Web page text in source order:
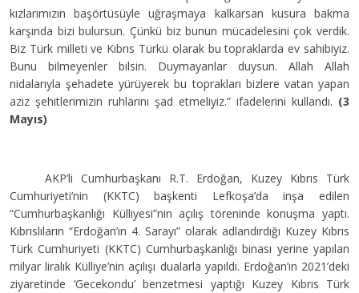
kızlarımızın başörtüsüyle uğraşmaya kalkarsan kusura bakma
karşında bizi bulursun. Çünkü biz bunun mücadelesini çok verdik.
Biz Türk milleti ve Kıbrıs Türkü olarak bu topraklarda ev sahibiyiz.
Bunu bilmeyenler bilsin. Duymayanlar duysun. Allah Allah
nidalarıyla şehadete yürüyerek bu toprakları bizlere vatan yapan
aziz şehitlerimizin ruhlarını şad etmeliyiz.” ifadelerini kullandı. (3
Mayıs)
AKP’li Cumhurbaşkanı R.T. Erdoğan, Kuzey Kıbrıs Türk
Cumhuriyeti’nin (KKTC) başkenti Lefkoşa’da inşa edilen
“Cumhurbaşkanlığı Külliyesi”nin açılış töreninde konuşma yaptı.
Kıbrıslıların “Erdoğan’ın 4. Sarayı” olarak adlandırdığı Kuzey Kıbrıs
Türk Cumhuriyeti (KKTC) Cumhurbaşkanlığı binası yerine yapılan
milyar liralık Külliye’nin açılışı dualarla yapıldı. Erdoğan’ın 2021’deki
ziyaretinde ‘Gecekondu’ benzetmesi yaptığı Kuzey Kıbrıs Türk